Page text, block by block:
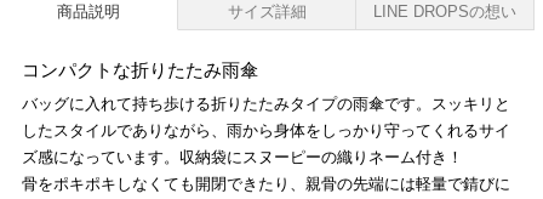
商品説明 サイズ詳細 LINE DROPSの想い
コンパクトな折りたたみ雨傘
バッグに入れて持ち歩ける折りたたみタイプの雨傘です。スッキリと
したスタイルでありながら、雨から身体をしっかり守ってくれるサイ
ズ感になっています。収納袋にスヌーピーの織りネーム付き！
骨をポキポキしなくても開閉できたり、親骨の先端には軽量で錆びに